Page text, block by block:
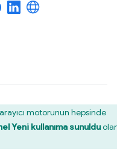
motorunun hepsinde
Yeni kullanıma sunuldu